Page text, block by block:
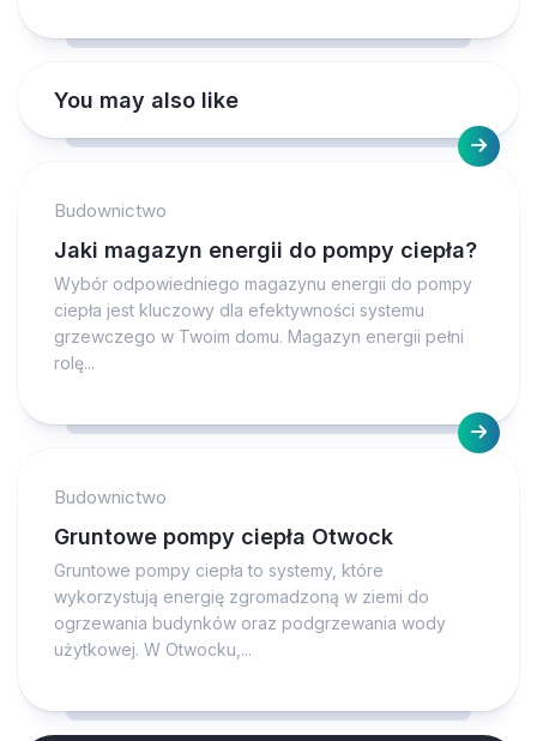
You may also like
Budownictwo
Jaki magazyn energii do pompy ciepła?
Wybór odpowiedniego magazynu energii do pompy
ciepła jest kluczowy dla efektywności systemu
grzewczego w Twoim domu. Magazyn energii pełni
rolę...
Budownictwo
Gruntowe pompy ciepła Otwock
Gruntowe pompy ciepła to systemy, które
wykorzystują energię zgromadzoną w ziemi do
ogrzewania budynków oraz podgrzewania wody
użytkowej. W Otwocku,...